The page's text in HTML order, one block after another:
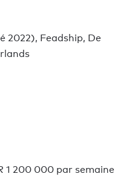
2022), Feadship, De
1 200 000 par semaine